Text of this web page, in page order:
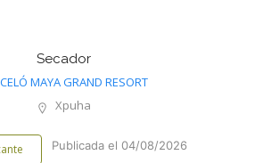
Secador
MAYA GRAND RESORT
Xpuha
Publicada el 04/08/2026